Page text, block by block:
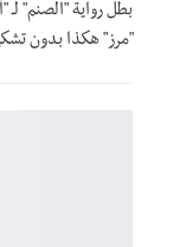
بطل رواية "الصنم"
"مرز" هكذا بدون